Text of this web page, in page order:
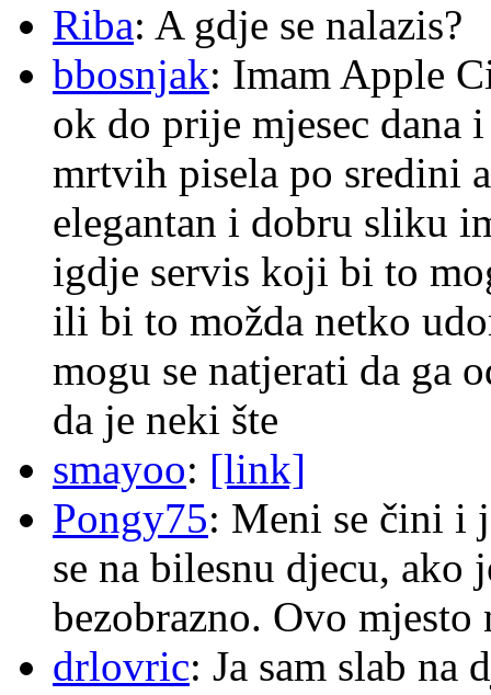
Riba: A gdje se nalazis?
bbosnjak: Imam Apple
ok do prije mjesec dana
mrtvih pisela po sredini
elegantan i dobru sliku
igdje servis koji bi to
ili bi to možda netko
mogu se natjerati da ga
da je neki šte
smayoo: [link]
Pongy75: Meni se čini i
se na bilesnu djecu, ako
bezobrazno. Ovo
drlovric: Ja sam slab na